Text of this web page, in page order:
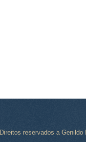
Direitos reservados a Genildo